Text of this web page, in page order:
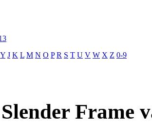
Y J K L M N O P R S T U V W X Z 0-9
Frame